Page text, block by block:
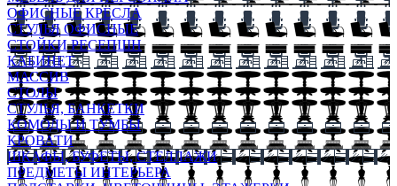
ОФИСНЫЕ КРЕСЛА
СТУЛЬЯ ОФИСНЫЕ
СТОЙКИ РЕСЕПШН
КАБИНЕТ
МАССИВ
СТОЛЫ
СТУЛЬЯ, БАНКЕТКИ
КОМОДЫ И ТУМБЫ
КРОВАТИ
ШКАФЫ, БУФЕТЫ, СТЕЛЛАЖИ
ПРЕДМЕТЫ ИНТЕРЬЕРА